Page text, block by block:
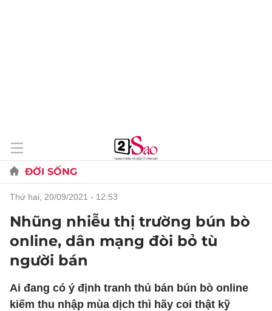
ĐỜI SỐNG
thứ hai, 20/09/2021 - 12:53
Nhũng nhiễu thị trường bún bò
online, dân mạng đòi bỏ tù
người bán
Ai đang có ý định tranh thủ bán bún bò online
kiếm thu nhập mùa dịch thì hãy coi thật kỹ